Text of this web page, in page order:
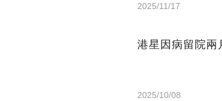
2025/11/17
港星因病留院兩
2025/10/08